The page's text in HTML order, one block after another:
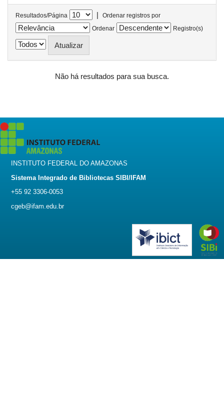
Resultados/Página |
Ordenar registros por
Ordenar
Registro(s)
Não há resultados para sua busca.
INSTITUTO FEDERAL DO AMAZONAS
Sistema Integrado de Bibliotecas SIBI/IFAM
+55 92 3306-0053
cgeb@ifam.edu.br